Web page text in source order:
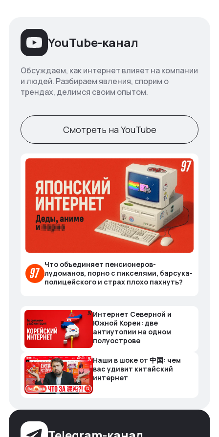
YouTube-канал
Обсуждаем, как интернет влияет на компании
и людей. Разбираем явления, спорим о
трендах, делимся своим опытом.
Смотреть на YouTube
Что объединяет пенсионеров-
лудоманов, порно с пикселями, барсука-
полицейского и страх плохо пахнуть?
Интернет Северной и
Южной Кореи: две
антиутопии на одном
полуострове
Наши в шоке от 中国: чем
вас удивит китайский
интернет